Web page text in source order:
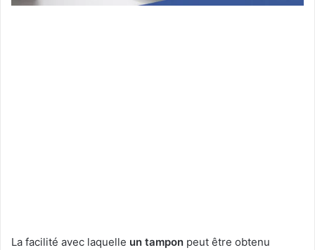
La facilité avec laquelle un tampon peut être obtenu